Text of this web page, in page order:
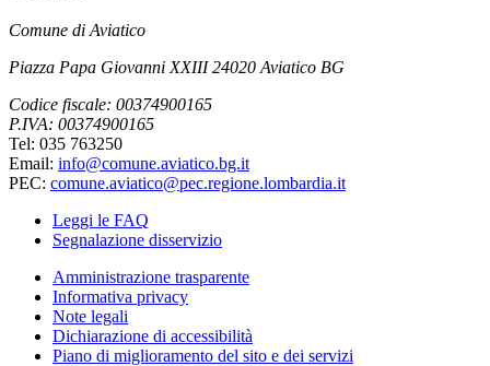
Comune di Aviatico
Piazza Papa Giovanni XXIII 24020 Aviatico BG
Codice fiscale: 00374900165
P.IVA: 00374900165
Tel: 035 763250
Email: info@comune.aviatico.bg.it
PEC: comune.aviatico@pec.regione.lombardia.it
Leggi le FAQ
Segnalazione disservizio
Amministrazione trasparente
Informativa privacy
Note legali
Dichiarazione di accessibilità
Piano di miglioramento del sito e dei servizi